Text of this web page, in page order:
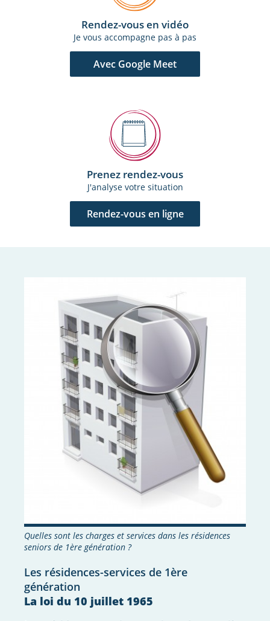
Prenez rendez-vous
J'analyse votre situation
Rendez-vous en ligne
Rendez-vous en vidéo
Je vous accompagne pas à pas
Avec Google Meet
Les résidences-services de 1ère
génération
La loi du 10 juillet 1965
Quelles sont les charges et services dans les résidences
seniors de 1ère génération ?